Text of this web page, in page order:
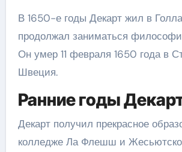
В 1650-е годы Декарт жил в
продолжал заниматься
Он умер 11 февраля 1650 года в
Швеция.
Ранние годы
Декарт получил прекрасное
колледже Ла Флешш и